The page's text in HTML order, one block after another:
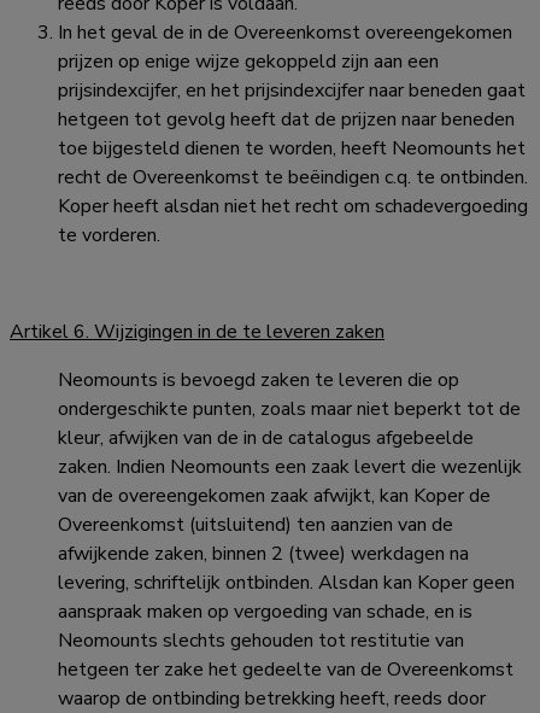
In het geval de in de Overeenkomst overeengekomen
prijzen op enige wijze gekoppeld zijn aan een
prijsindexcijfer, en het prijsindexcijfer naar beneden gaat
hetgeen tot gevolg heeft dat de prijzen naar beneden
toe bijgesteld dienen te worden, heeft Neomounts het
recht de Overeenkomst te beëindigen c.q. te ontbinden.
Koper heeft alsdan niet het recht om schadevergoeding
te vorderen.
Artikel 6. Wijzigingen in de te leveren zaken
Neomounts is bevoegd zaken te leveren die op
ondergeschikte punten, zoals maar niet beperkt tot de
kleur, afwijken van de in de catalogus afgebeelde
zaken. Indien Neomounts een zaak levert die wezenlijk
van de overeengekomen zaak afwijkt, kan Koper de
Overeenkomst (uitsluitend) ten aanzien van de
afwijkende zaken, binnen 2 (twee) werkdagen na
levering, schriftelijk ontbinden. Alsdan kan Koper geen
aanspraak maken op vergoeding van schade, en is
Neomounts slechts gehouden tot restitutie van
hetgeen ter zake het gedeelte van de Overeenkomst
waarop de ontbinding betrekking heeft, reeds door